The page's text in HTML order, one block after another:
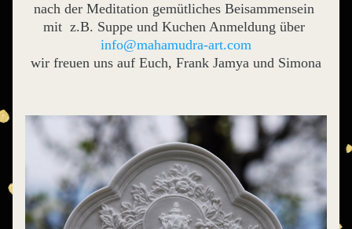
nach der Meditation gemütliches Beisammensein
info@mahamudra-art.com
wir freuen uns auf Euch, Frank Jamya und Simona